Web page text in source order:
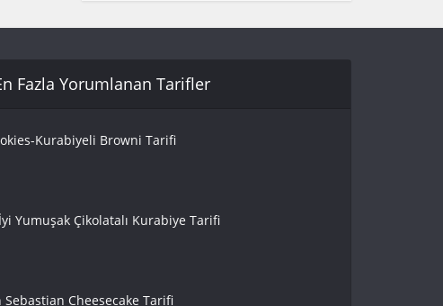
Fazla Yorumlanan Tarifler
Kurabiyeli Browni Tarifi
Yumuşak Çikolatalı Kurabiye Tarifi
Sebastian Cheesecake Tarifi